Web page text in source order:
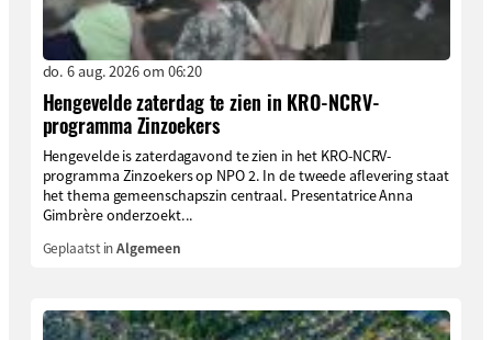
do. 6 aug. 2026 om 06:20
Hengevelde zaterdag te zien in KRO-NCRV-
programma Zinzoekers
Hengevelde is zaterdagavond te zien in het KRO-NCRV-
programma Zinzoekers op NPO 2. In de tweede aflevering staat
het thema gemeenschapszin centraal. Presentatrice Anna
Gimbrère onderzoekt...
Geplaatst inAlgemeen